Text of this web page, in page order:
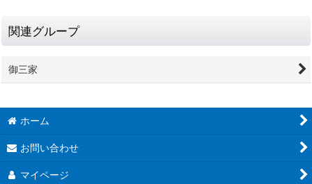
関連グループ
御三家
ホーム
お問い合わせ
マイページ